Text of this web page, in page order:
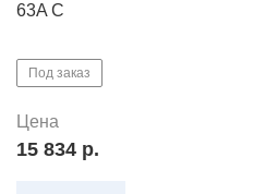
63A C
Под заказ
Цена
15 834 р.